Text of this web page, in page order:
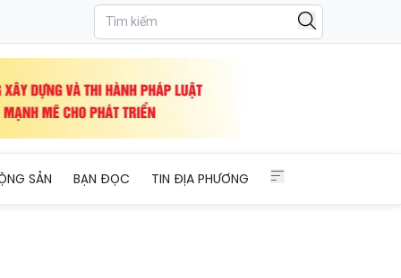
SẢN BẠN ĐỌC TIN ĐỊA PHƯƠNG